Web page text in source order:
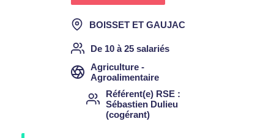
BOISSET ET GAUJAC
De 10 à 25 salariés
Agriculture -
Agroalimentaire
Référent(e) RSE
Sébastien Dulieu
(cogérant)